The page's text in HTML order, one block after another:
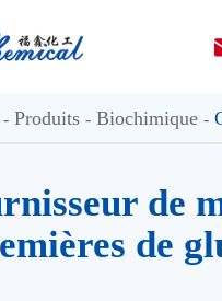
Produits Biochimique
de
de